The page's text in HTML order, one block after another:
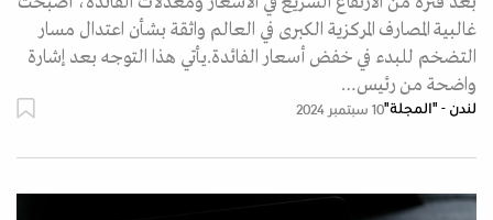
غالبية المصارف المركزية الكبرى في العالم واثقة بشأن اعتدال مسار
التضخم للبدء في خفض أسعار الفائدة.يأتي هذا التوجه بعد إشارة
واضحة من رئيس…
لندن - "المجلة"10 سبتمبر 2024